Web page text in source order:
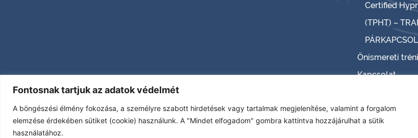
Fontosnak tartjuk az adatok védelmét
A böngészési élmény fokozása, a személyre szabott hirdetések vagy tartalmak megjelenítése, valamint a forgalom
elemzése érdekében sütiket (cookie) használunk. A "Mindet elfogadom" gombra kattintva hozzájárulhat a sütik
használatához.
Certified
(TPHT) –
Önismereti
Kapcsolat
© 2026 Minden jog fenntartva